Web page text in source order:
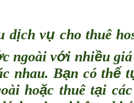
dịch vụ cho thuê
c ngoài với nhiều
nhau. Bạn có thểt
hoặc thuê tại